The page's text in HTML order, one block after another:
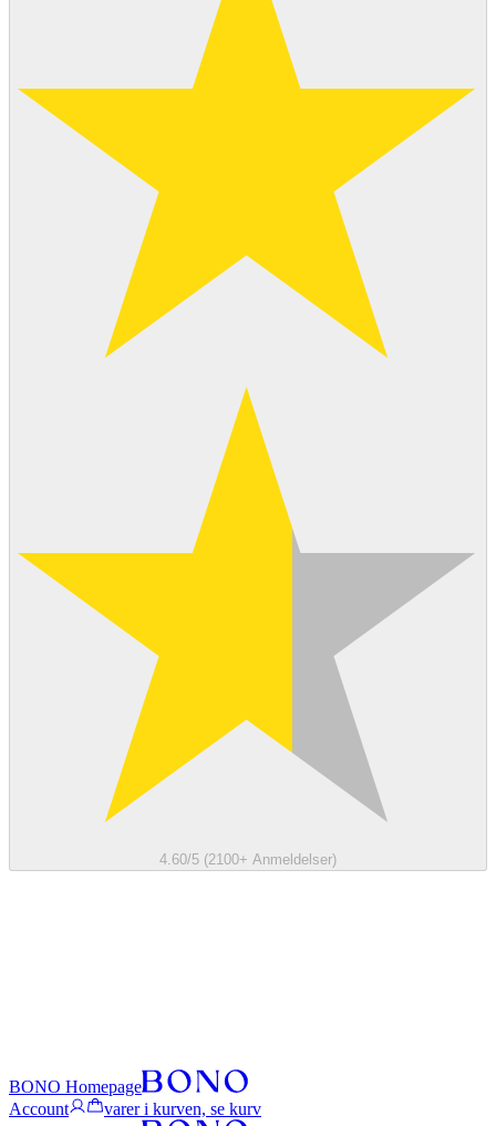
4.60/5 (2100+ Anmeldelser)
BONO Homepage
Account
varer i kurven, se kurv